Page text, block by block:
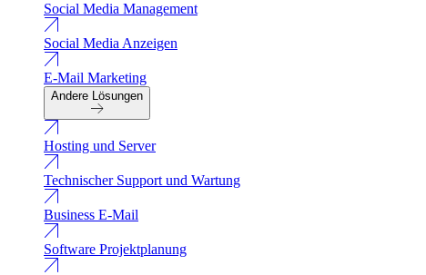
Social Media Management
Social Media Anzeigen
E-Mail Marketing
Andere Lösungen
Hosting und Server
Technischer Support und Wartung
Business E-Mail
Software Projektplanung